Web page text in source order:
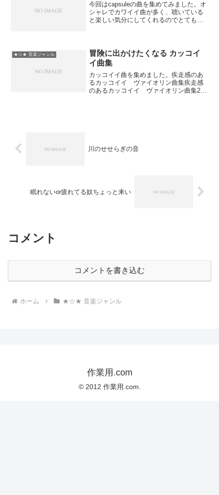
今回はcapsuleの曲を集めてみました。オ
シャレでカワイイ曲が多く、聴いている
と楽しい気分にしてくれるのでとても好
た8枚のアルバム...
★☆★ 音楽ジャンル
冒険に出かけたくなる カッコイ
イ曲集
カッコイイ曲を集めました。疾走感のあ
るカッコイイ ヴァイオリン曲集疾走感
のあるカッコイイ ヴァイオリン曲集2疾
川のせせらぎの音
眠れないor疲れてる奴ちょっと来い
コメント
コメントを書き込む
ホーム ★☆★ 音楽ジャンル
作業用.com
© 2012 作業用.com.